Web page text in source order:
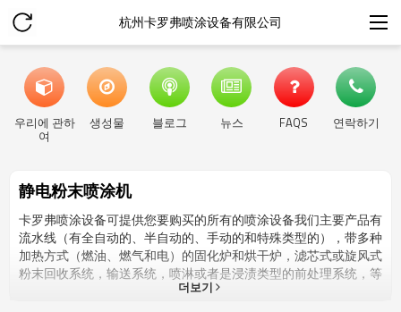
杭州卡罗弗喷涂设备有限公司
우리에 관하
여
생성물 블로그 뉴스 FAQS 연락하기
静电粉末喷涂机
卡罗弗喷涂设备可提供您要购买的所有的喷涂设备我们主要产品有
流水线（有全自动的、半自动的、手动的和特殊类型的），带多种
加热方式（燃油、燃气和电）的固化炉和烘干炉，滤芯式或旋风式
粉末回收系统，输送系统，喷淋或者是浸渍类型的前处理系统，等
等已荣获欧盟CE认证和中国制造的SGS认证。 我们有一支经验丰富
더보기